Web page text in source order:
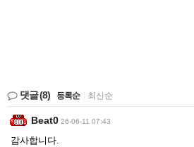
댓글(8) 등록순 최신순
Beat0 26-06-11 07:43
감사합니다.